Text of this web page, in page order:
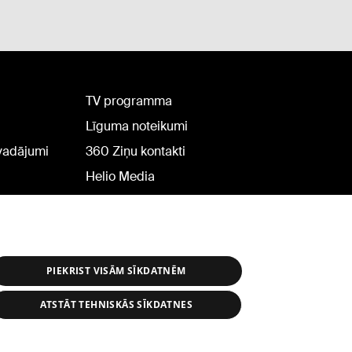
TV programma
Līguma noteikumi
360 Ziņu kontakti
Helio Media
PIEKRIST VISĀM SĪKDATNĒM
ATSTĀT TEHNISKĀS SĪKDATNES